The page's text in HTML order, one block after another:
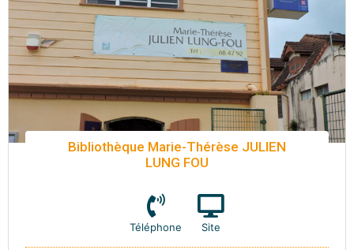
Bibliothèque Marie-Thérèse JULIEN
LUNG FOU
Téléphone Site